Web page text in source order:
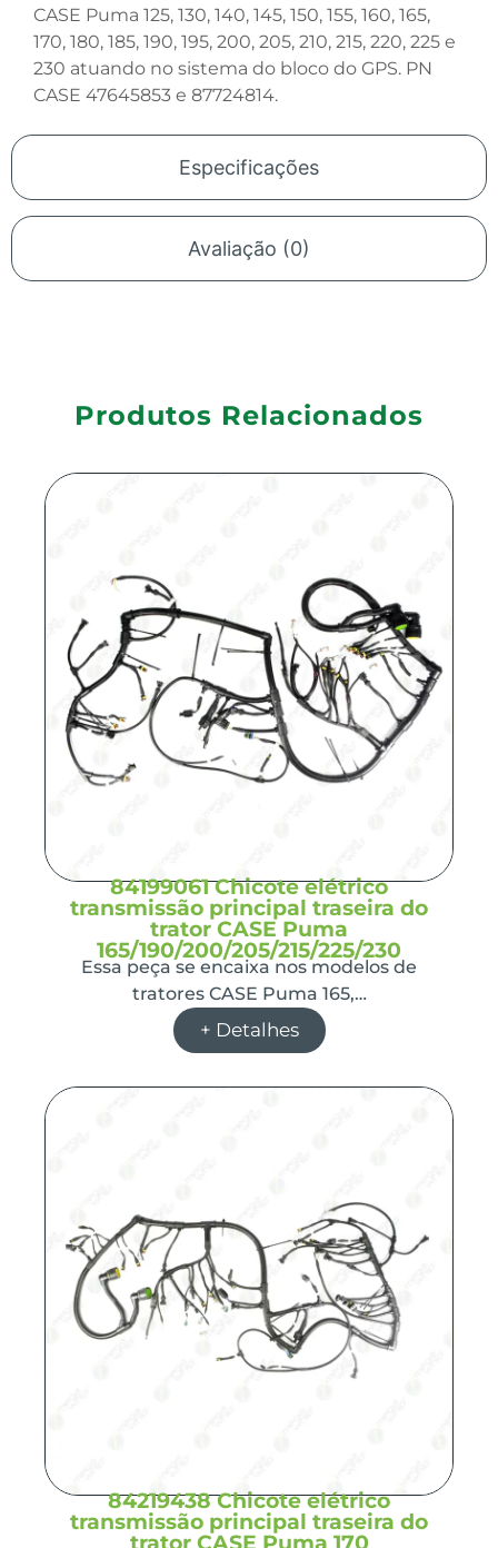
Especificações
Avaliação (0)
CASE Puma 125, 130, 140, 145, 150, 155, 160, 165,
170, 180, 185, 190, 195, 200, 205, 210, 215, 220, 225 e
230 atuando no sistema do bloco do GPS. PN
CASE 47645853 e 87724814.
Produtos Relacionados
84199061 Chicote elétrico
transmissão principal traseira do
trator CASE Puma
165/190/200/205/215/225/230
Essa peça se encaixa nos modelos de
tratores CASE Puma 165,…
+ Detalhes
84219438 Chicote elétrico
transmissão principal traseira do